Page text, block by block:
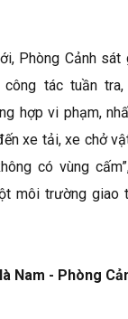
Phòng Cảnh
tác tuần
hợp vi phạm,
xe tải, xe chở
có vùng
môi trường giao
Nam - Phòng